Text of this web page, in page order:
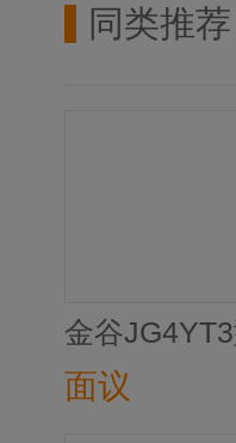
同类推荐
金谷
面议